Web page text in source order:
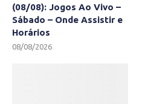
(08/08): Jogos Ao Vivo –
Sábado – Onde Assistir e
Horários
08/08/2026